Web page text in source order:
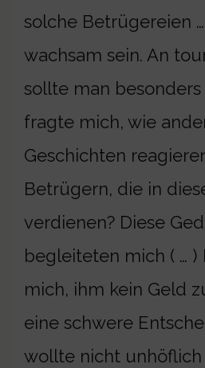
solche Betrügereien
wachsam sein. An
sollte man besonders
fragte mich, wie
Geschichten
Betrügern, die in
verdienen? Diese
begleiteten mich ( … )
mich, ihm kein Geld
eine schwere
wollte nicht unhöflich